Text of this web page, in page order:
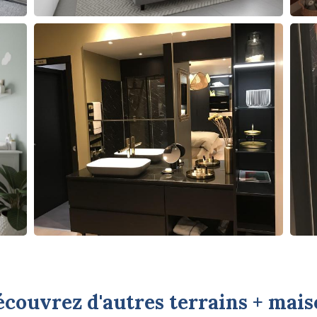
d'autres terrains +